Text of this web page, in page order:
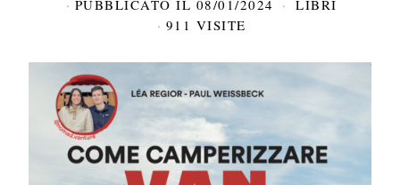
PUBBLICATO IL 08/01/2024
LIBRI
911 VISITE